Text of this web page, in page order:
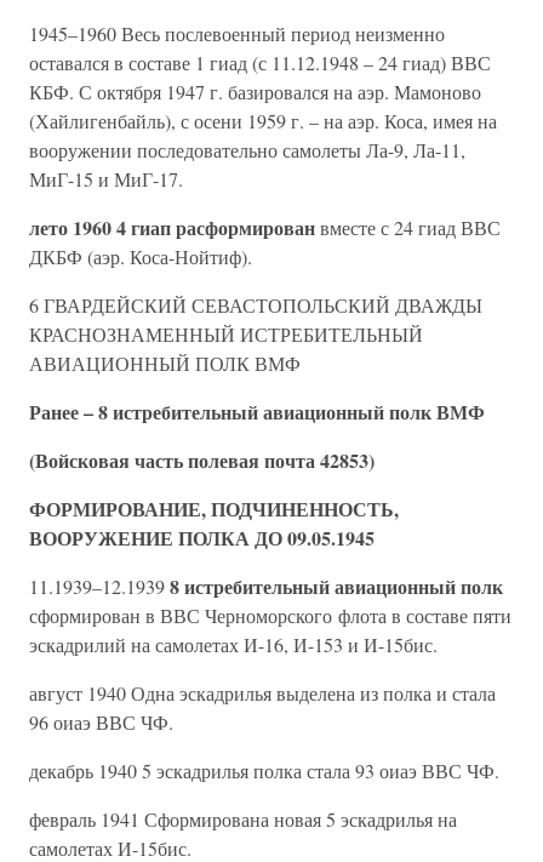
1945–1960 Весь послевоенный период неизменно
оставался в составе 1 гиад (с 11.12.1948 – 24 гиад) ВВС
КБФ. С октября 1947 г. базировался на аэр. Мамоново
(Хайлигенбайль), с осени 1959 г. – на аэр. Коса, имея на
вооружении последовательно самолеты Ла-9, Ла-11,
МиГ-15 и МиГ-17.
лето 1960 4 гиап расформированвместе с 24 гиад ВВС
ДКБФ (аэр. Коса-Нойтиф).
6 ГВАРДЕЙСКИЙ СЕВАСТОПОЛЬСКИЙ ДВАЖДЫ
КРАСНОЗНАМЕННЫЙ ИСТРЕБИТЕЛЬНЫЙ
АВИАЦИОННЫЙ ПОЛК ВМФ
Ранее – 8 истребительный авиационный полк ВМФ
(Войсковая часть полевая почта 42853)
ФОРМИРОВАНИЕ, ПОДЧИНЕННОСТЬ,
ВООРУЖЕНИЕ ПОЛКА ДО 09.05.1945
11.1939–12.19398 истребительный авиационный полк
сформирован в ВВС Черноморского флота в составе пяти
эскадрилий на самолетах И-16, И-153 и И-15бис.
август 1940 Одна эскадрилья выделена из полка и стала
96 оиаэ ВВС ЧФ.
декабрь 1940 5 эскадрилья полка стала 93 оиаэ ВВС ЧФ.
февраль 1941 Сформирована новая 5 эскадрилья на
самолетах И-15бис.